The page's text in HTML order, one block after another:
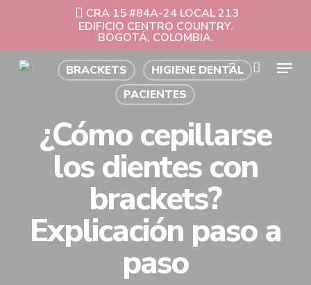
content
CRA 15 #84A-24 LOCAL 213
EDIFICIO CENTRO COUNTRY.
BOGOTÁ, COLOMBIA.
search
Menu
Cart
BRACKETS
HIGIENE DENTAL
PACIENTES
¿Cómo cepillarse
los dientes con
brackets?
Explicación paso a
paso